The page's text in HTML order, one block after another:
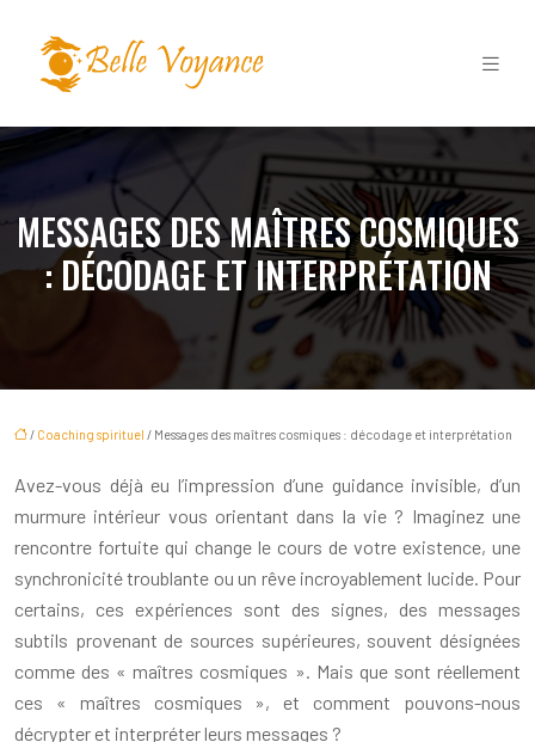
MESSAGES DES MAÎTRES COSMIQUES
: DÉCODAGE ET INTERPRÉTATION
/ Coaching spirituel / Messages des maîtres cosmiques : décodage et interprétation
Avez-vous déjà eu l’impression d’une guidance invisible, d’un
murmure intérieur vous orientant dans la vie ? Imaginez une
rencontre fortuite qui change le cours de votre existence, une
synchronicité troublante ou un rêve incroyablement lucide. Pour
certains, ces expériences sont des signes, des messages
subtils provenant de sources supérieures, souvent désignées
comme des « maîtres cosmiques ». Mais que sont réellement
ces « maîtres cosmiques », et comment pouvons-nous
décrypter et interpréter leurs messages ?